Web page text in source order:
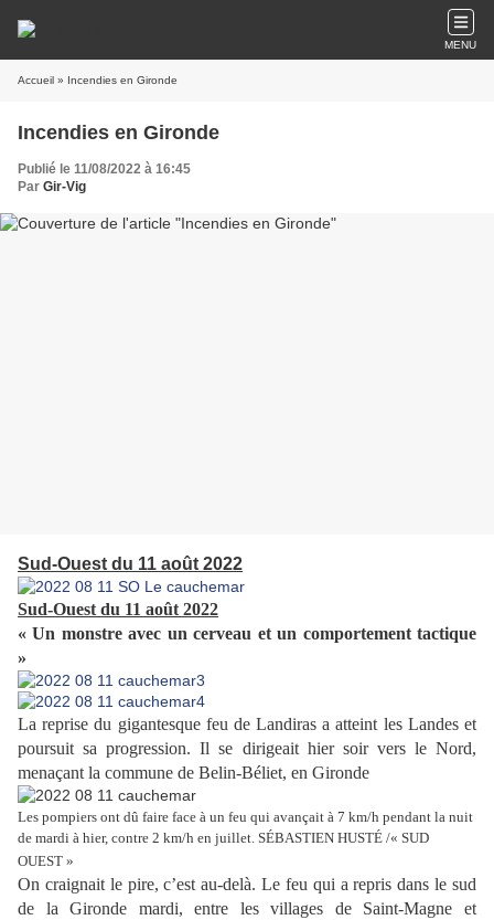
MENU
Accueil » Incendies en Gironde
Incendies en Gironde
Publié le 11/08/2022 à 16:45
Par Gir-Vig
Sud-Ouest du 11 août 2022
Sud-Ouest du 11 août 2022
« Un monstre avec un cerveau et un comportement tactique
»
La reprise du gigantesque feu de Landiras a atteint les Landes et
poursuit sa progression. Il se dirigeait hier soir vers le Nord,
menaçant la commune de Belin-Béliet, en Gironde
Les pompiers ont dû faire face à un feu qui avançait à 7 km/h pendant la nuit
de mardi à hier, contre 2 km/h en juillet. SÉBASTIEN HUSTÉ /« SUD
OUEST »
On craignait le pire, c’est au-delà. Le feu qui a repris dans le sud
de la Gironde mardi, entre les villages de Saint-Magne et